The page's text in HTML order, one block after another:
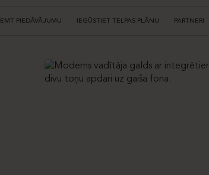
PIEDĀVĀJUMU IEGŪSTIET TELPAS PLĀNU PARTNERI